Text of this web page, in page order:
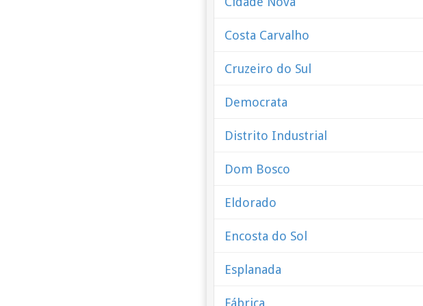
Costa Carvalho
Cruzeiro do Sul
Democrata
Distrito Industrial
Dom Bosco
Eldorado
Encosta do Sol
Esplanada
Fábrica